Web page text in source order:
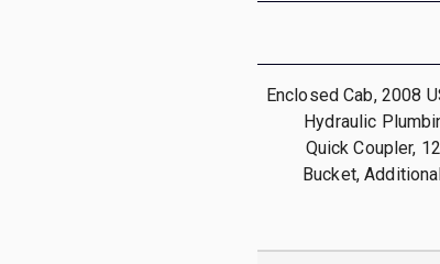
Enclosed Cab, 2008
Hydraulic
Quick Coupler,
Bucket,